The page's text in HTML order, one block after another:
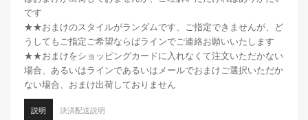
です
★★おまけのスタイルがランダムです、ご指定できませんが、ど
うしてもご指定ご希望ならばラインでご連絡お願いいたします
★★おまけをショッピングカードに入れなくて注文いただかない
場合、あるいはラインであるいはメールでおまけご選択いただか
ない場合、おまけ出荷しておりません
説明 決済配送説明